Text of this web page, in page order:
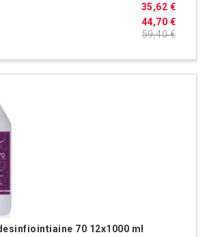
44,70 €
35,62 €
59,40 €
70 12x1000 ml